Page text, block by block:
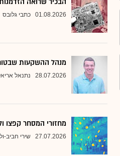
01.08.2026 כתבי גלובס
מנהל ההשקעות
28.07.2026 נתנאל
מחזורי המסחר קפצו
27.07.2026 שירי חביב-